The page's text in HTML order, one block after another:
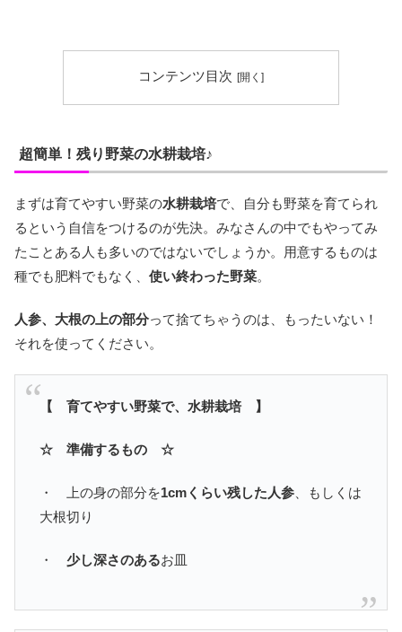
コンテンツ目次
超簡単！残り野菜の水耕栽培♪
まずは育てやすい野菜の水耕栽培で、自分も野菜を育てられ
るという自信をつけるのが先決。みなさんの中でもやってみ
たことある人も多いのではないでしょうか。用意するものは
種でも肥料でもなく、 使い終わった野菜。
人参、大根の上の部分って捨てちゃうのは、もったいない！
それを使ってください。
【 育てやすい野菜で、水耕栽培 】
☆ 準備するもの ☆
・ 上の身の部分を1cmくらい残した人参 、もしくは
大根切り
・ 少し深さのあるお皿